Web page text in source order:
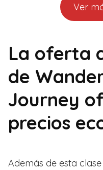
Ver
La oferta
de
Journey
precios
Además de esta